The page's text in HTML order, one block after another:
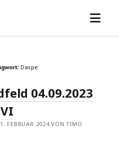
Menü
Daspe
04.09.2023
VI
FEBRUAR 2024 VON TIMO